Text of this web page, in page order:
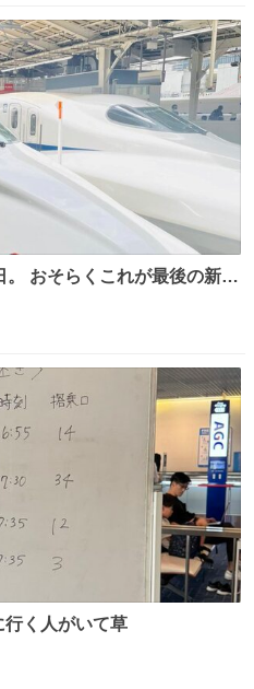
幹
念ながら、富士
。 #私の好きな日
行く人がいて草